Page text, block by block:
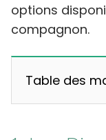
options
compagnon.
Table des